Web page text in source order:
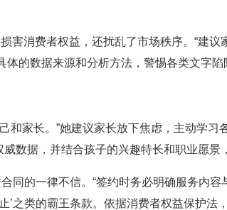
消费者权益，还扰乱了市场秩序。“建议
体的数据来源和分析方法，警惕各类文字陷
家长。”她建议家长放下焦虑，主动学习
数据，并结合孩子的兴趣特长和职业愿景
的一律不信。“签约时务必明确服务内容
’之类的霸王条款。依据消费者权益保护法